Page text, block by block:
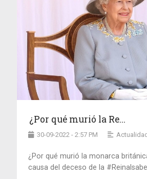
¿Por qué murió la Re...
30-09-2022 - 2:57 PM
¿Por qué murió la monarca
causa del deceso de la